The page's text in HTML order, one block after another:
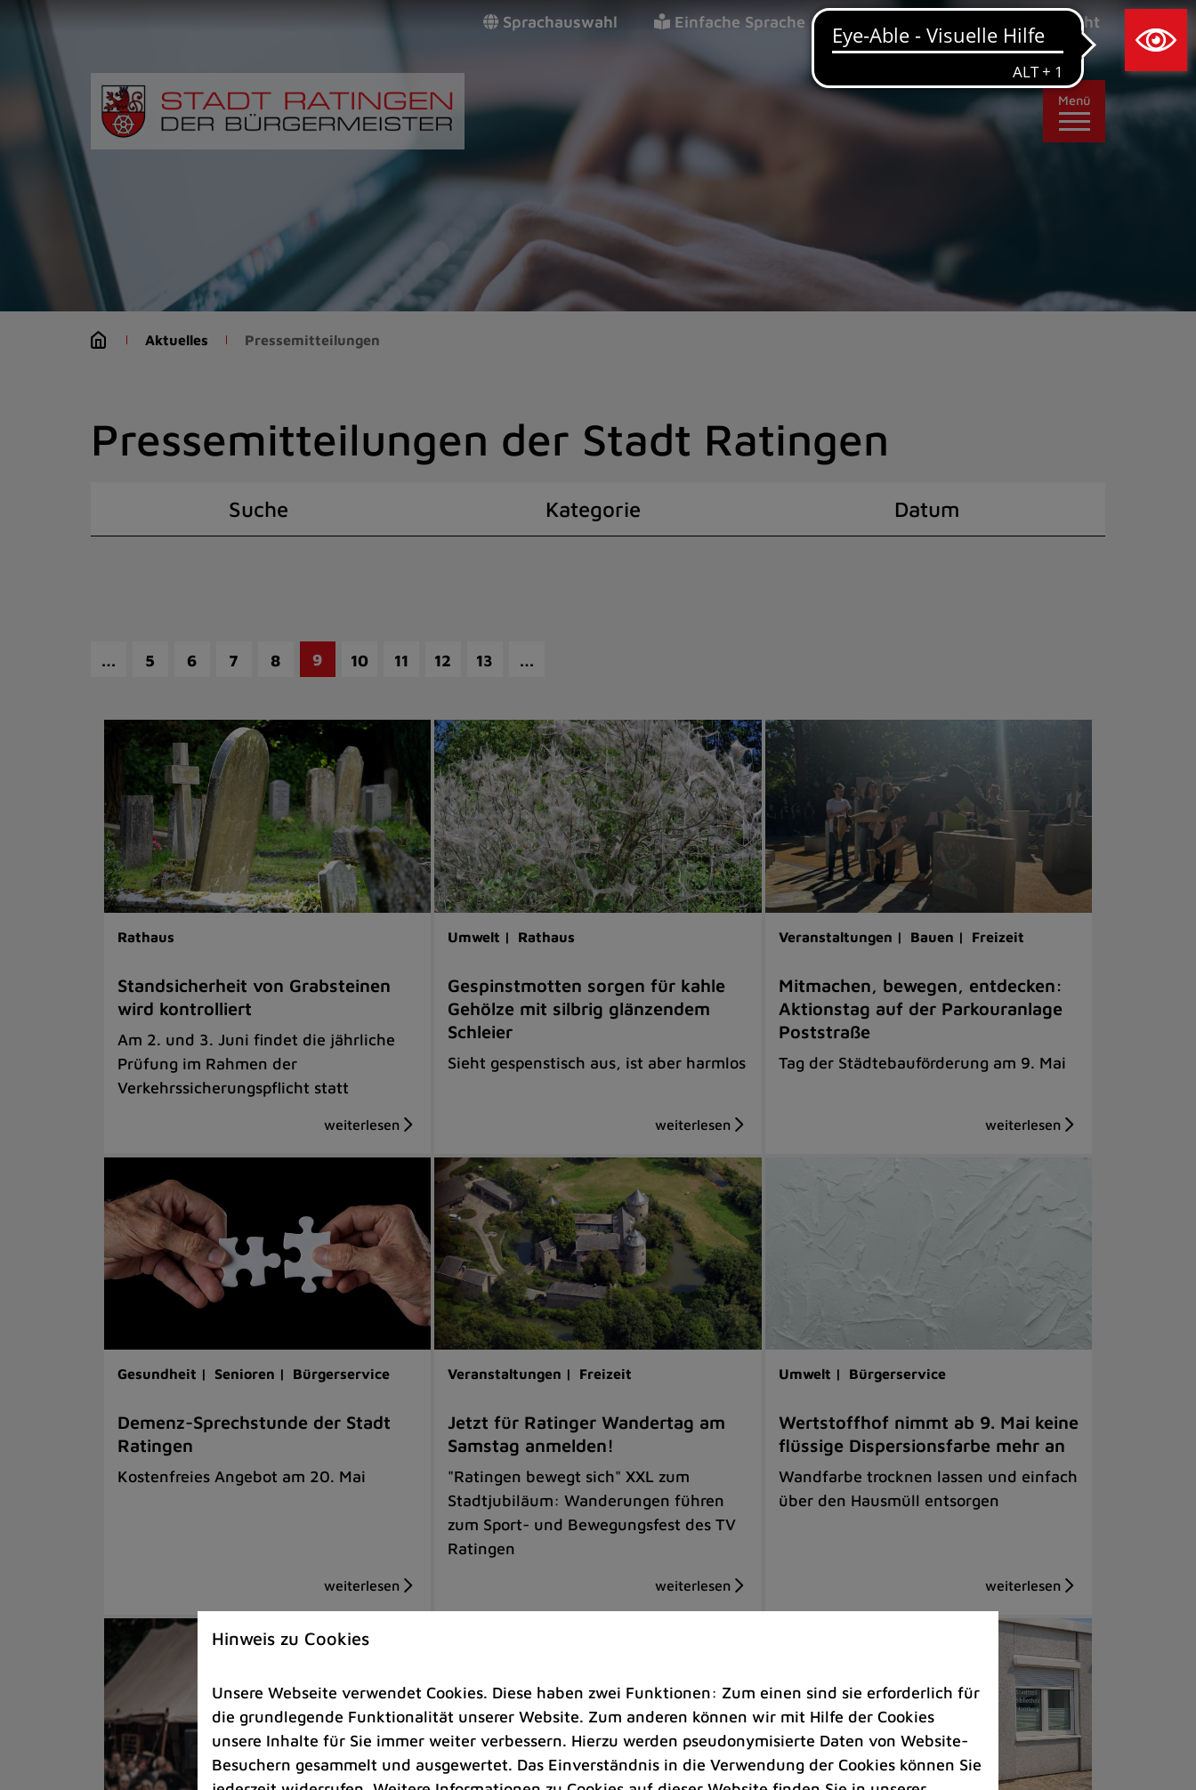
(Schnelltaste
Zum
Seitenanfang
springen
(Schnelltaste
Navigation/Menü
(Schnelltaste
Zur
Sprachauswahl Einfache Sprache Ansicht
Aktuelles Pressemitteilungen
Pressemitteilungen der Stadt Ratingen
Suche Kategorie Datum
… 5 6 7 8 9 10 11 12 13 …
Rathaus
Standsicherheit von Grabsteinen
wird kontrolliert
Am 2. und 3. Juni findet die jährliche
Prüfung im Rahmen der
Verkehrssicherungspflicht statt
Umwelt | Rathaus
Gespinstmotten sorgen für kahle
Gehölze mit silbrig glänzendem
Schleier
Sieht gespenstisch aus, ist aber harmlos
Veranstaltungen | Bauen | Freizeit
Mitmachen, bewegen, entdecken:
Aktionstag auf der Parkouranlage
Poststraße
Tag der Städtebauförderung am 9. Mai
Gesundheit | Senioren | Bürgerservice
Demenz-Sprechstunde der Stadt
Ratingen
Kostenfreies Angebot am 20. Mai
Veranstaltungen | Freizeit
Jetzt für Ratinger Wandertag am
Samstag anmelden!
"Ratingen bewegt sich" XXL zum
Stadtjubiläum: Wanderungen führen
zum Sport- und Bewegungsfest des TV
Ratingen
Umwelt | Bürgerservice
Wertstoffhof nimmt ab 9. Mai keine
flüssige Dispersionsfarbe mehr an
Wandfarbe trocknen lassen und einfach
über den Hausmüll entsorgen
×
Hinweis zu Cookies
Unsere Webseite verwendet Cookies. Diese haben zwei Funktionen: Zum einen sind sie erforderlich für
die grundlegende Funktionalität unserer Website. Zum anderen können wir mit Hilfe der Cookies
unsere Inhalte für Sie immer weiter verbessern. Hierzu werden pseudonymisierte Daten von Website-
Besuchern gesammelt und ausgewertet. Das Einverständnis in die Verwendung der Cookies können Sie